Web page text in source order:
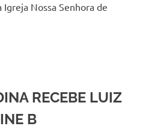
Igreja Nossa Senhora de
RECEBE LUIZ
B